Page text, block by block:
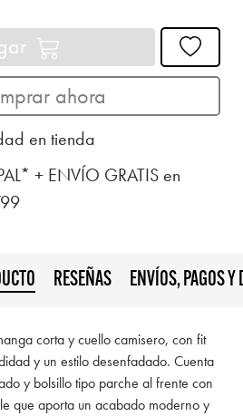
ahora
en tienda
+ ENVÍO GRATIS en
RESEÑAS ENVÍOS, PAGOS Y
corta y cuello camisero, con fit
y un estilo desenfadado. Cuenta
y bolsillo tipo parche al frente con
que aporta un acabado moderno y